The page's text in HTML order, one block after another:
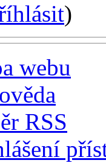
)
webu
RSS